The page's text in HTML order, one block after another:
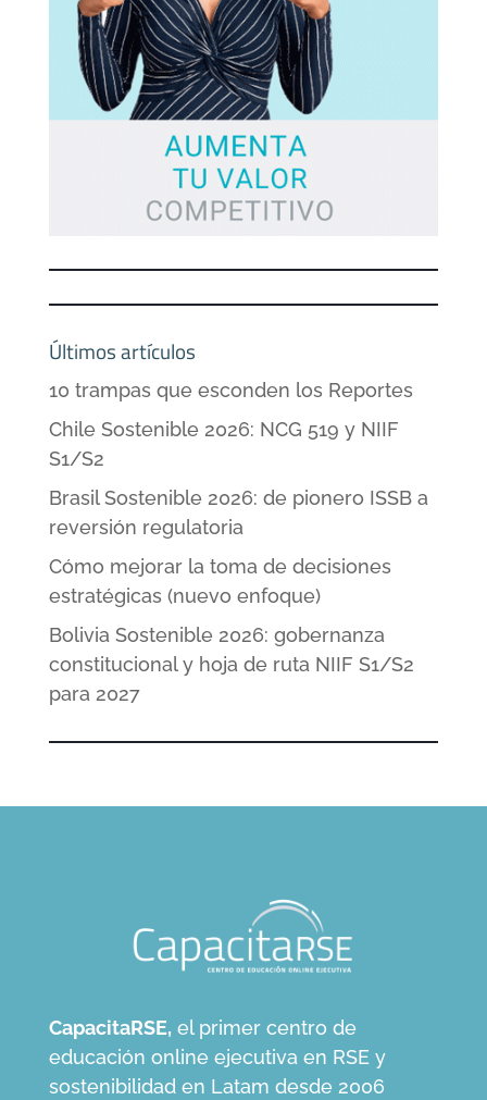
Últimos artículos
10 trampas que esconden los Reportes
Chile Sostenible 2026: NCG 519 y NIIF
S1/S2
Brasil Sostenible 2026: de pionero ISSB a
reversión regulatoria
Cómo mejorar la toma de decisiones
estratégicas (nuevo enfoque)
Bolivia Sostenible 2026: gobernanza
constitucional y hoja de ruta NIIF S1/S2
para 2027
CapacitaRSE, el primer centro de
educación online ejecutiva en RSE y
sostenibilidad en Latam desde 2006